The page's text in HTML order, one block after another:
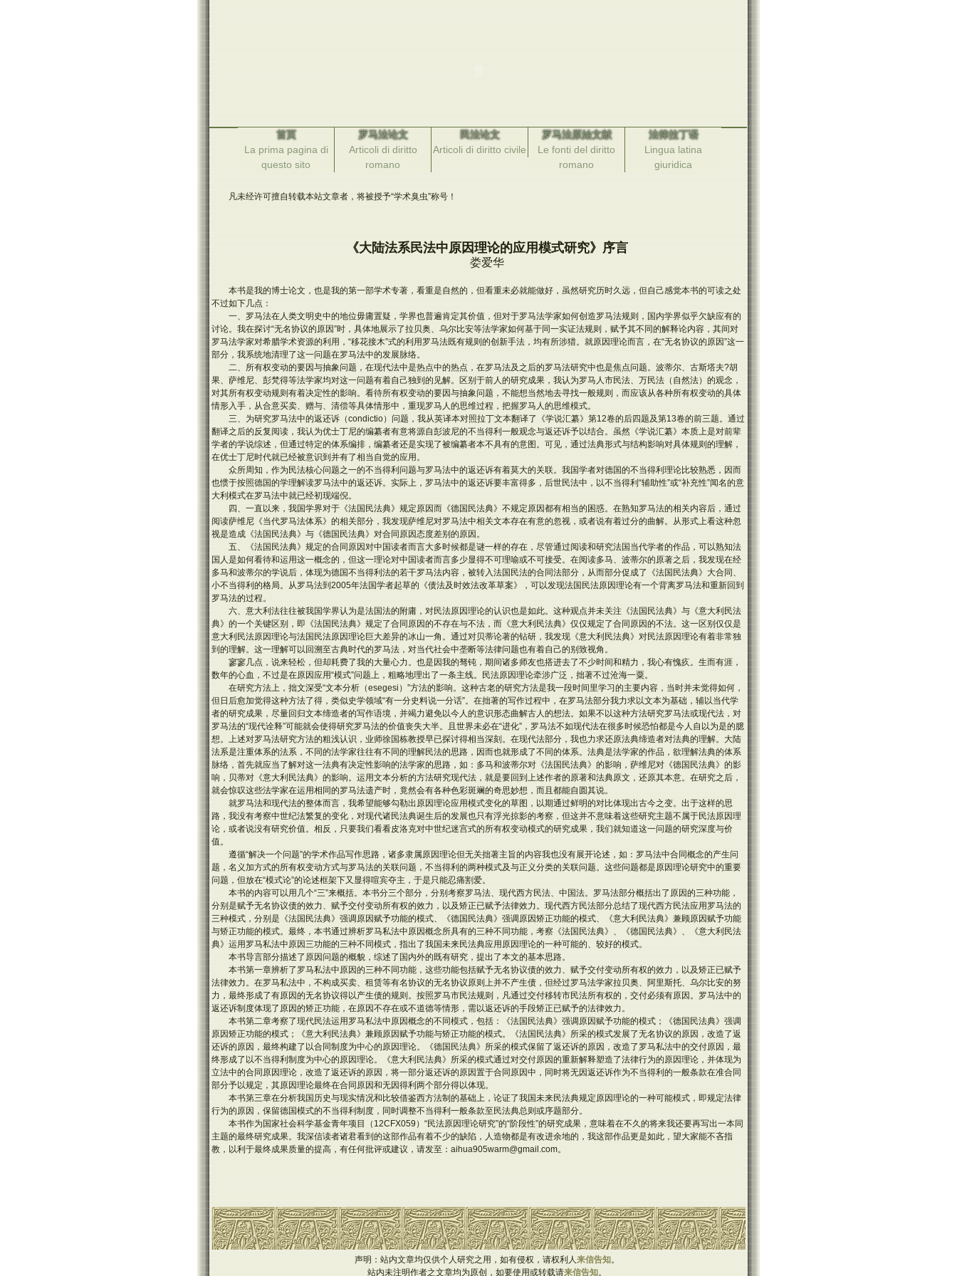
首页
La prima pagina di
questo sito
罗马法论文
Articoli di diritto
romano
民法论文
Articoli di diritto civile
罗马法原始文献
Le fonti del diritto
romano
法律拉丁语
Lingua latina
giuridica
凡未经许可擅自转载本站文章者，将被授予“学术臭虫”称号！
《大陆法系民法中原因理论的应用模式研究》序言
娄爱华
本书是我的博士论文，也是我的第一部学术专著，看重是自然的，但看重未必就能做好，虽然研究历时久远，但自己感觉本书的可读之处
不过如下几点：
一、罗马法在人类文明史中的地位毋庸置疑，学界也普遍肯定其价值，但对于罗马法学家如何创造罗马法规则，国内学界似乎欠缺应有的
讨论。我在探讨“无名协议的原因”时，具体地展示了拉贝奥、乌尔比安等法学家如何基于同一实证法规则，赋予其不同的解释论内容，其间对
罗马法学家对希腊学术资源的利用，“移花接木”式的利用罗马法既有规则的创新手法，均有所涉猎。就原因理论而言，在“无名协议的原因”这一
部分，我系统地清理了这一问题在罗马法中的发展脉络。
二、所有权变动的要因与抽象问题，在现代法中是热点中的热点，在罗马法及之后的罗马法研究中也是焦点问题。波蒂尔、古斯塔夫?胡
果、萨维尼、彭梵得等法学家均对这一问题有着自己独到的见解。区别于前人的研究成果，我认为罗马人市民法、万民法（自然法）的观念，
对其所有权变动规则有着决定性的影响。看待所有权变动的要因与抽象问题，不能想当然地去寻找一般规则，而应该从各种所有权变动的具体
情形入手，从合意买卖、赠与、清偿等具体情形中，重现罗马人的思维过程，把握罗马人的思维模式。
三、为研究罗马法中的返还诉（condictio）问题，我从英译本对照拉丁文本翻译了《学说汇纂》第12卷的后四题及第13卷的前三题。通过
翻译之后的反复阅读，我认为优士丁尼的编纂者有意将源自彭波尼的不当得利一般观念与返还诉予以结合。虽然《学说汇纂》本质上是对前辈
学者的学说综述，但通过特定的体系编排，编纂者还是实现了被编纂者本不具有的意图。可见，通过法典形式与结构影响对具体规则的理解，
在优士丁尼时代就已经被意识到并有了相当自觉的应用。
众所周知，作为民法核心问题之一的不当得利问题与罗马法中的返还诉有着莫大的关联。我国学者对德国的不当得利理论比较熟悉，因而
也惯于按照德国的学理解读罗马法中的返还诉。实际上，罗马法中的返还诉要丰富得多，后世民法中，以不当得利“辅助性”或“补充性”闻名的意
大利模式在罗马法中就已经初现端倪。
四、一直以来，我国学界对于《法国民法典》规定原因而《德国民法典》不规定原因都有相当的困惑。在熟知罗马法的相关内容后，通过
阅读萨维尼《当代罗马法体系》的相关部分，我发现萨维尼对罗马法中相关文本存在有意的忽视，或者说有着过分的曲解。从形式上看这种忽
视是造成《法国民法典》与《德国民法典》对合同原因态度差别的原因。
五、《法国民法典》规定的合同原因对中国读者而言大多时候都是谜一样的存在，尽管通过阅读和研究法国当代学者的作品，可以熟知法
国人是如何看待和运用这一概念的，但这一理论对中国读者而言多少显得不可理喻或不可接受。在阅读多马、波蒂尔的原著之后，我发现在经
多马和波蒂尔的学说后，体现为德国不当得利法的若干罗马法内容，被转入法国民法的合同法部分，从而部分促成了《法国民法典》大合同、
小不当得利的格局。从罗马法到2005年法国学者起草的《债法及时效法改革草案》，可以发现法国民法原因理论有一个背离罗马法和重新回到
罗马法的过程。
六、意大利法往往被我国学界认为是法国法的附庸，对民法原因理论的认识也是如此。这种观点并未关注《法国民法典》与《意大利民法
典》的一个关键区别，即《法国民法典》规定了合同原因的不存在与不法，而《意大利民法典》仅仅规定了合同原因的不法。这一区别仅仅是
意大利民法原因理论与法国民法原因理论巨大差异的冰山一角。通过对贝蒂论著的钻研，我发现《意大利民法典》对民法原因理论有着非常独
到的理解。这一理解可以回溯至古典时代的罗马法，对当代社会中垄断等法律问题也有着自己的别致视角。
寥寥几点，说来轻松，但却耗费了我的大量心力。也是因我的驽钝，期间诸多师友也搭进去了不少时间和精力，我心有愧疚。生而有涯，
数年的心血，不过是在原因应用“模式”问题上，粗略地理出了一条主线。民法原因理论牵涉广泛，拙著不过沧海一粟。
在研究方法上，拙文深受“文本分析（esegesi）”方法的影响。这种古老的研究方法是我一段时间里学习的主要内容，当时并未觉得如何，
但日后愈加觉得这种方法了得，类似史学领域“有一分史料说一分话”。在拙著的写作过程中，在罗马法部分我力求以文本为基础，辅以当代学
者的研究成果，尽量回归文本缔造者的写作语境，并竭力避免以今人的意识形态曲解古人的想法。如果不以这种方法研究罗马法或现代法，对
罗马法的“现代诠释”可能就会使得研究罗马法的价值丧失大半。且世界未必在“进化”，罗马法不如现代法在很多时候恐怕都是今人自以为是的臆
想。上述对罗马法研究方法的粗浅认识，业师徐国栋教授早已探讨得相当深刻。在现代法部分，我也力求还原法典缔造者对法典的理解。大陆
法系是注重体系的法系，不同的法学家往往有不同的理解民法的思路，因而也就形成了不同的体系。法典是法学家的作品，欲理解法典的体系
脉络，首先就应当了解对这一法典有决定性影响的法学家的思路，如：多马和波蒂尔对《法国民法典》的影响，萨维尼对《德国民法典》的影
响，贝蒂对《意大利民法典》的影响。运用文本分析的方法研究现代法，就是要回到上述作者的原著和法典原文，还原其本意。在研究之后，
就会惊叹这些法学家在运用相同的罗马法遗产时，竟然会有各种色彩斑斓的奇思妙想，而且都能自圆其说。
就罗马法和现代法的整体而言，我希望能够勾勒出原因理论应用模式变化的草图，以期通过鲜明的对比体现出古今之变。出于这样的思
路，我没有考察中世纪法繁复的变化，对现代诸民法典诞生后的发展也只有浮光掠影的考察，但这并不意味着这些研究主题不属于民法原因理
论，或者说没有研究价值。相反，只要我们看看皮洛克对中世纪迷宫式的所有权变动模式的研究成果，我们就知道这一问题的研究深度与价
值。
遵循“解决一个问题”的学术作品写作思路，诸多隶属原因理论但无关拙著主旨的内容我也没有展开论述，如：罗马法中合同概念的产生问
题，名义加方式的所有权变动方式与罗马法的关联问题，不当得利的两种模式及与正义分类的关联问题。这些问题都是原因理论研究中的重要
问题，但放在“模式论”的论述框架下又显得喧宾夺主，于是只能忍痛割爱。
本书的内容可以用几个“三”来概括。本书分三个部分，分别考察罗马法、现代西方民法、中国法。罗马法部分概括出了原因的三种功能，
分别是赋予无名协议债的效力、赋予交付变动所有权的效力，以及矫正已赋予法律效力。现代西方民法部分总结了现代西方民法应用罗马法的
三种模式，分别是《法国民法典》强调原因赋予功能的模式、《德国民法典》强调原因矫正功能的模式、《意大利民法典》兼顾原因赋予功能
与矫正功能的模式。最终，本书通过辨析罗马私法中原因概念所具有的三种不同功能，考察《法国民法典》、《德国民法典》、《意大利民法
典》运用罗马私法中原因三功能的三种不同模式，指出了我国未来民法典应用原因理论的一种可能的、较好的模式。
本书导言部分描述了原因问题的概貌，综述了国内外的既有研究，提出了本文的基本思路。
本书第一章辨析了罗马私法中原因的三种不同功能，这些功能包括赋予无名协议债的效力、赋予交付变动所有权的效力，以及矫正已赋予
法律效力。在罗马私法中，不构成买卖、租赁等有名协议的无名协议原则上并不产生债，但经过罗马法学家拉贝奥、阿里斯托、乌尔比安的努
力，最终形成了有原因的无名协议得以产生债的规则。按照罗马市民法规则，凡通过交付移转市民法所有权的，交付必须有原因。罗马法中的
返还诉制度体现了原因的矫正功能，在原因不存在或不道德等情形，需以返还诉的手段矫正已赋予的法律效力。
本书第二章考察了现代民法运用罗马私法中原因概念的不同模式，包括：《法国民法典》强调原因赋予功能的模式；《德国民法典》强调
原因矫正功能的模式；《意大利民法典》兼顾原因赋予功能与矫正功能的模式。《法国民法典》所采的模式发展了无名协议的原因，改造了返
还诉的原因，最终构建了以合同制度为中心的原因理论。《德国民法典》所采的模式保留了返还诉的原因，改造了罗马私法中的交付原因，最
终形成了以不当得利制度为中心的原因理论。《意大利民法典》所采的模式通过对交付原因的重新解释塑造了法律行为的原因理论，并体现为
立法中的合同原因理论，改造了返还诉的原因，将一部分返还诉的原因置于合同原因中，同时将无因返还诉作为不当得利的一般条款在准合同
部分予以规定，其原因理论最终在合同原因和无因得利两个部分得以体现。
本书第三章在分析我国历史与现实情况和比较借鉴西方法制的基础上，论证了我国未来民法典规定原因理论的一种可能模式，即规定法律
行为的原因，保留德国模式的不当得利制度，同时调整不当得利一般条款至民法典总则或序题部分。
本书作为国家社会科学基金青年项目（12CFX059）“民法原因理论研究”的“阶段性”的研究成果，意味着在不久的将来我还要再写出一本同
主题的最终研究成果。我深信读者诸君看到的这部作品有着不少的缺陷，人造物都是有改进余地的，我这部作品更是如此，望大家能不吝指
教，以利于最终成果质量的提高，有任何批评或建议，请发至：aihua905warm@gmail.com。
声明：站内文章均仅供个人研究之用，如有侵权，请权利人来信告知。
站内未注明作者之文章均为原创，如要使用或转载请来信告知。